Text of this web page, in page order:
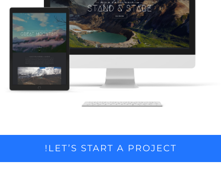
LET’S START A PROJECT!